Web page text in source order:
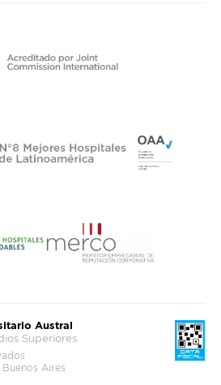
Austral
Superiores
Buenos Aires